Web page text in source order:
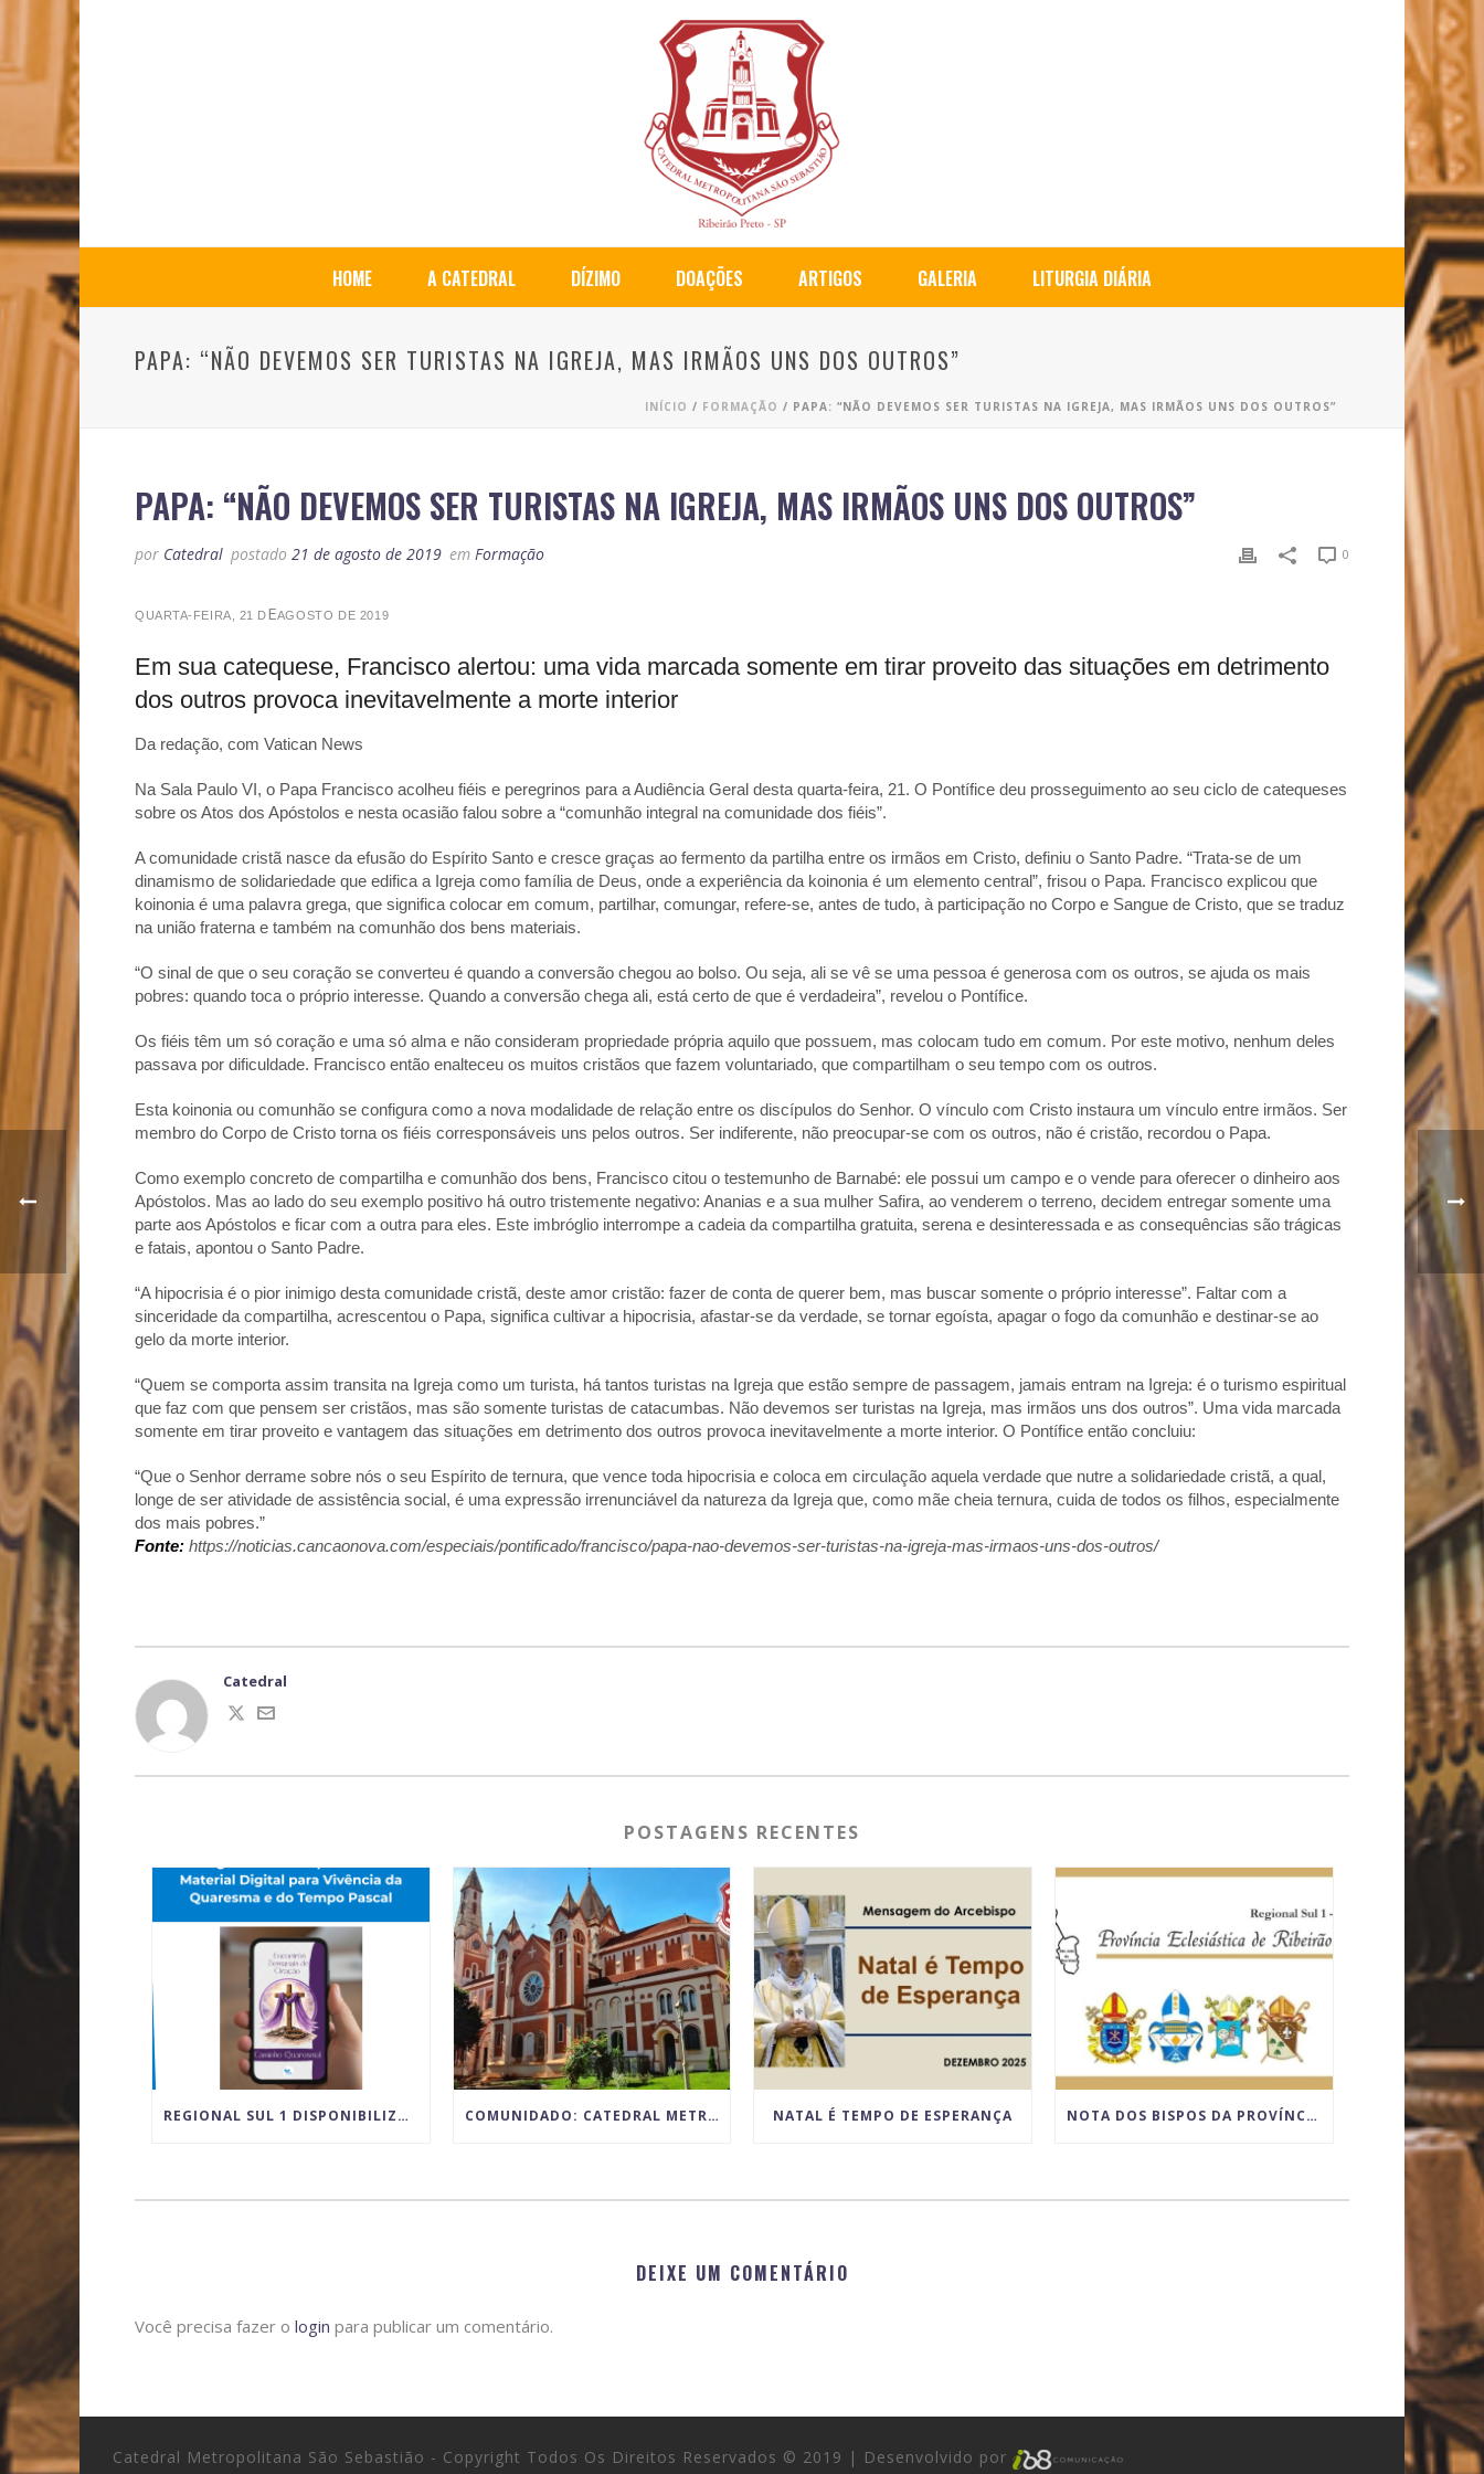
HOME A CATEDRAL DÍZIMO DOAÇÕES ARTIGOS GALERIA LITURGIA DIÁRIA
PAPA: “NÃO DEVEMOS SER TURISTAS NA IGREJA, MAS IRMÃOS UNS DOS OUTROS”
INÍCIO / FORMAÇÃO / PAPA: “NÃO DEVEMOS SER TURISTAS NA IGREJA, MAS IRMÃOS UNS DOS OUTROS”
PAPA: “NÃO DEVEMOS SER TURISTAS NA IGREJA, MAS IRMÃOS UNS DOS OUTROS”
por Catedral postado 21 de agosto de 2019 em Formação 0
QUARTA-FEIRA, 21 DEAGOSTO DE 2019
Em sua catequese, Francisco alertou: uma vida marcada somente em tirar proveito das situações em detrimento
dos outros provoca inevitavelmente a morte interior
Da redação, com Vatican News
Na Sala Paulo VI, o Papa Francisco acolheu fiéis e peregrinos para a Audiência Geral desta quarta-feira, 21. O Pontífice deu prosseguimento ao seu ciclo de catequeses
sobre os Atos dos Apóstolos e nesta ocasião falou sobre a “comunhão integral na comunidade dos fiéis”.
A comunidade cristã nasce da efusão do Espírito Santo e cresce graças ao fermento da partilha entre os irmãos em Cristo, definiu o Santo Padre. “Trata-se de um
dinamismo de solidariedade que edifica a Igreja como família de Deus, onde a experiência da koinonia é um elemento central”, frisou o Papa. Francisco explicou que
koinonia é uma palavra grega, que significa colocar em comum, partilhar, comungar, refere-se, antes de tudo, à participação no Corpo e Sangue de Cristo, que se traduz
na união fraterna e também na comunhão dos bens materiais.
“O sinal de que o seu coração se converteu é quando a conversão chegou ao bolso. Ou seja, ali se vê se uma pessoa é generosa com os outros, se ajuda os mais
pobres: quando toca o próprio interesse. Quando a conversão chega ali, está certo de que é verdadeira”, revelou o Pontífice.
Os fiéis têm um só coração e uma só alma e não consideram propriedade própria aquilo que possuem, mas colocam tudo em comum. Por este motivo, nenhum deles
passava por dificuldade. Francisco então enalteceu os muitos cristãos que fazem voluntariado, que compartilham o seu tempo com os outros.
Esta koinonia ou comunhão se configura como a nova modalidade de relação entre os discípulos do Senhor. O vínculo com Cristo instaura um vínculo entre irmãos. Ser
membro do Corpo de Cristo torna os fiéis corresponsáveis uns pelos outros. Ser indiferente, não preocupar-se com os outros, não é cristão, recordou o Papa.
Como exemplo concreto de compartilha e comunhão dos bens, Francisco citou o testemunho de Barnabé: ele possui um campo e o vende para oferecer o dinheiro aos
Apóstolos. Mas ao lado do seu exemplo positivo há outro tristemente negativo: Ananias e a sua mulher Safira, ao venderem o terreno, decidem entregar somente uma
parte aos Apóstolos e ficar com a outra para eles. Este imbróglio interrompe a cadeia da compartilha gratuita, serena e desinteressada e as consequências são trágicas
e fatais, apontou o Santo Padre.
“A hipocrisia é o pior inimigo desta comunidade cristã, deste amor cristão: fazer de conta de querer bem, mas buscar somente o próprio interesse”. Faltar com a
sinceridade da compartilha, acrescentou o Papa, significa cultivar a hipocrisia, afastar-se da verdade, se tornar egoísta, apagar o fogo da comunhão e destinar-se ao
gelo da morte interior.
“Quem se comporta assim transita na Igreja como um turista, há tantos turistas na Igreja que estão sempre de passagem, jamais entram na Igreja: é o turismo espiritual
que faz com que pensem ser cristãos, mas são somente turistas de catacumbas. Não devemos ser turistas na Igreja, mas irmãos uns dos outros”. Uma vida marcada
somente em tirar proveito e vantagem das situações em detrimento dos outros provoca inevitavelmente a morte interior. O Pontífice então concluiu:
“Que o Senhor derrame sobre nós o seu Espírito de ternura, que vence toda hipocrisia e coloca em circulação aquela verdade que nutre a solidariedade cristã, a qual,
longe de ser atividade de assistência social, é uma expressão irrenunciável da natureza da Igreja que, como mãe cheia ternura, cuida de todos os filhos, especialmente
dos mais pobres.”
Fonte: https://noticias.cancaonova.com/especiais/pontificado/francisco/papa-nao-devemos-ser-turistas-na-igreja-mas-irmaos-uns-dos-outros/
Catedral
POSTAGENS RECENTES
REGIONAL SUL 1 DISPONIBILIZA MATERIAL DIGITAL PARA VIVÊNCIA DA QUARESMA E DO TEMPO PASCAL COMUNIDADO: CATEDRAL METROPOLITANA ANUNCIA PARALISAÇÃO TEMPORÁRIA DAS ATIVIDADES POR MOTIVO DAS OBRAS DE RESTAURO NATAL É TEMPO DE ESPERANÇA NOTA DOS BISPOS DA PROVÍNCIA ECLESIÁSTICA DE RIBEIRÃO PRETO SOBRE O LUGAR DA CELEBRAÇÃO DO MATRIMÔNIO
DEIXE UM COMENTÁRIO
Você precisa fazer o login para publicar um comentário.
Catedral Metropolitana São Sebastião - Copyright Todos Os Direitos Reservados © 2019 | Desenvolvido por